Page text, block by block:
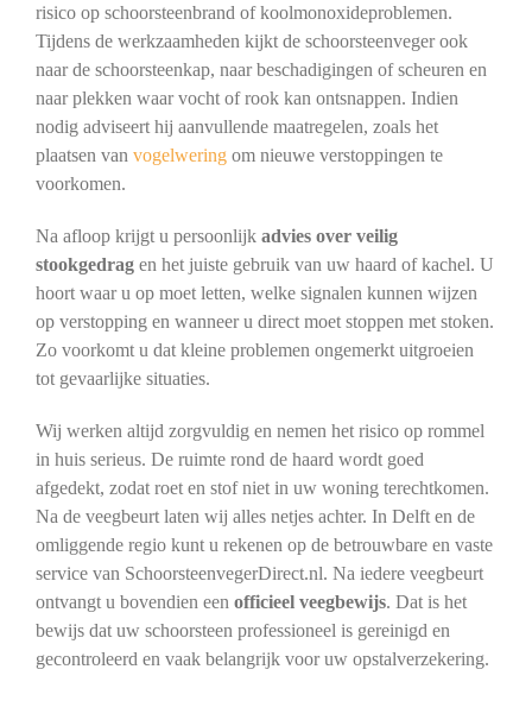
risico op schoorsteenbrand of koolmonoxideproblemen.
Tijdens de werkzaamheden kijkt de schoorsteenveger ook
naar de schoorsteenkap, naar beschadigingen of scheuren en
naar plekken waar vocht of rook kan ontsnappen. Indien
nodig adviseert hij aanvullende maatregelen, zoals het
plaatsen van vogelweringom nieuwe verstoppingen te
voorkomen.
Na afloop krijgt u persoonlijk advies over veilig
stookgedragen het juiste gebruik van uw haard of kachel. U
hoort waar u op moet letten, welke signalen kunnen wijzen
op verstopping en wanneer u direct moet stoppen met stoken.
Zo voorkomt u dat kleine problemen ongemerkt uitgroeien
tot gevaarlijke situaties.
Wij werken altijd zorgvuldig en nemen het risico op rommel
in huis serieus. De ruimte rond de haard wordt goed
afgedekt, zodat roet en stof niet in uw woning terechtkomen.
Na de veegbeurt laten wij alles netjes achter. In Delft en de
omliggende regio kunt u rekenen op de betrouwbare en vaste
service van SchoorsteenvegerDirect.nl. Na iedere veegbeurt
ontvangt u bovendien een officieel veegbewijs. Dat is het
bewijs dat uw schoorsteen professioneel is gereinigd en
gecontroleerd en vaak belangrijk voor uw opstalverzekering.